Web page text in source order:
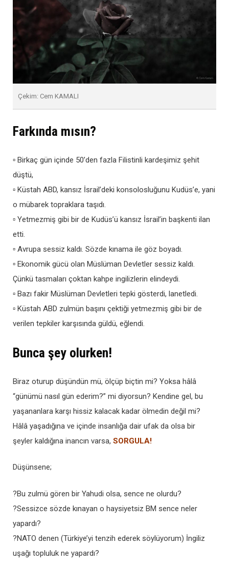
Çekim: Cem KAMALI
Farkında mısın?
▫ Birkaç gün içinde 50’den fazla Filistinli kardeşimiz şehit
düştü,
▫ Küstah ABD, kansız İsrail’deki konsolosluğunu Kudüs’e, yani
o mübarek topraklara taşıdı.
▫ Yetmezmiş gibi bir de Kudüs’ü kansız İsrail’in başkenti ilan
etti.
▫ Avrupa sessiz kaldı. Sözde kınama ile göz boyadı.
▫ Ekonomik gücü olan Müslüman Devletler sessiz kaldı.
Çünkü tasmaları çoktan kahpe ingilizlerin elindeydi.
▫ Bazı fakir Müslüman Devletleri tepki gösterdi, lanetledi.
▫ Küstah ABD zulmün başını çektiği yetmezmiş gibi bir de
verilen tepkiler karşısında güldü, eğlendi.
Bunca şey olurken!
Biraz oturup düşündün mü, ölçüp biçtin mi? Yoksa hâlâ
“günümü nasıl gün ederim?” mi diyorsun? Kendine gel, bu
yaşananlara karşı hissiz kalacak kadar ölmedin değil mi?
Hâlâ yaşadığına ve içinde insanlığa dair ufak da olsa bir
şeyler kaldığına inancın varsa, SORGULA!
Düşünsene;
?Bu zulmü gören bir Yahudi olsa, sence ne olurdu?
?Sessizce sözde kınayan o haysiyetsiz BM sence neler
yapardı?
?NATO denen (Türkiye’yi tenzih ederek söylüyorum) İngiliz
uşağı topluluk ne yapardı?